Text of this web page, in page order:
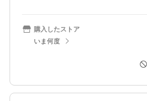
購入したストア
いま何度